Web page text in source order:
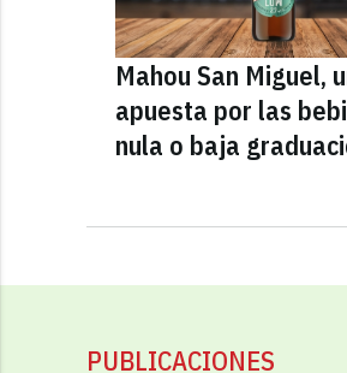
Mahou San Miguel,
apuesta por las
nula o baja
PUBLICACIONES